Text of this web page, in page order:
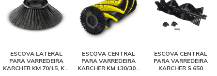
ESCOVA LATERAL
PARA VARREDEIRA
KARCHER KM 70/15, KM
ESCOVA CENTRAL
PARA VARREDEIRA
KARCHER KM 130/300
ESCOVA CENTRAL
PARA VARREDEIRA
KARCHER S 650